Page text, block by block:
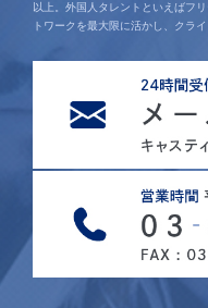
以上。外国人タレントといえばフ
トワークを最大限に活かし、クラ